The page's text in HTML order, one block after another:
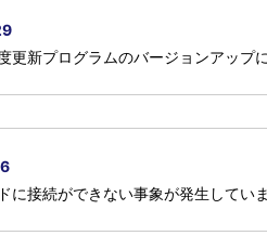
更新プログラムのバージョンアップ
に接続ができない事象が発生してい